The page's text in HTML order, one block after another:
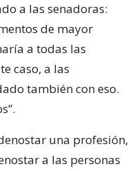
a las senadoras:
de mayor
a todas las
caso, a las
también con eso.
una profesión,
a las personas